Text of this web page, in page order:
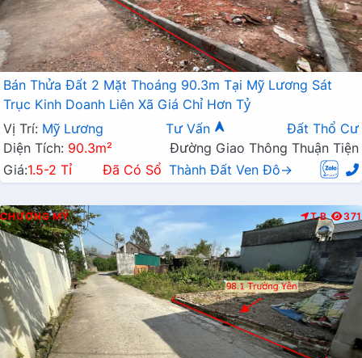
Bán Thửa Đất 2 Mặt Thoáng 90.3m Tại Mỹ Lương Sát
Trục Kinh Doanh Liên Xã Giá Chỉ Hơn Tỷ
Vị Trí: Mỹ Lương Tư Vấn
Đất Thổ Cư
Diện Tích: 90.3m²
Đường Giao Thông Thuận Tiện
Giá:1.5-2 Tỉ Đã Có Sổ Thành Đất Ven Đô→
CHƯƠNG MỸ T.B 371